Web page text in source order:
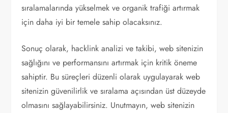
sıralamalarında yükselmek ve organik trafiği artırmak
için daha iyi bir temele sahip olacaksınız.
Sonuç olarak, hacklink analizi ve takibi, web sitenizin
sağlığını ve performansını artırmak için kritik öneme
sahiptir. Bu süreçleri düzenli olarak uygulayarak web
sitenizin güvenilirlik ve sıralama açısından üst düzeyde
olmasını sağlayabilirsiniz. Unutmayın, web sitenizin